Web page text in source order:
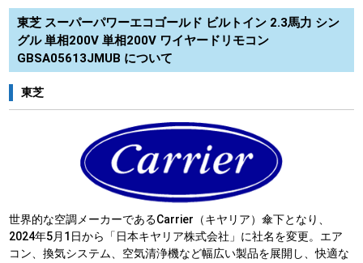
東芝 スーパーパワーエコゴールド ビルトイン 2.3馬力 シン
グル 単相200V 単相200V ワイヤードリモコン
GBSA05613JMUB について
東芝
世界的な空調メーカーであるCarrier（キヤリア）傘下となり、
2024年5月1日から「日本キヤリア株式会社」に社名を変更。エア
コン、換気システム、空気清浄機など幅広い製品を展開し、快適な